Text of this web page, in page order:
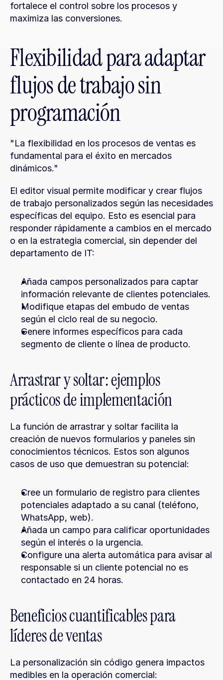
fortalece el control sobre los procesos y
maximiza las conversiones.
Flexibilidad para adaptar
flujos de trabajo sin
programación
"La flexibilidad en los procesos de ventas es
fundamental para el éxito en mercados
dinámicos."
El editor visual permite modificar y crear flujos
de trabajo personalizados según las necesidades
específicas del equipo. Esto es esencial para
responder rápidamente a cambios en el mercado
o en la estrategia comercial, sin depender del
departamento de IT:
Añada campos personalizados para captar
información relevante de clientes potenciales.
Modifique etapas del embudo de ventas
según el ciclo real de su negocio.
Genere informes específicos para cada
segmento de cliente o línea de producto.
Arrastrar y soltar: ejemplos
prácticos de implementación
La función de arrastrar y soltar facilita la
creación de nuevos formularios y paneles sin
conocimientos técnicos. Estos son algunos
casos de uso que demuestran su potencial:
Cree un formulario de registro para clientes
potenciales adaptado a su canal (teléfono,
WhatsApp, web).
Añada un campo para calificar oportunidades
según el interés o la urgencia.
Configure una alerta automática para avisar al
responsable si un cliente potencial no es
contactado en 24 horas.
Beneficios cuantificables para
líderes de ventas
La personalización sin código genera impactos
medibles en la operación comercial: